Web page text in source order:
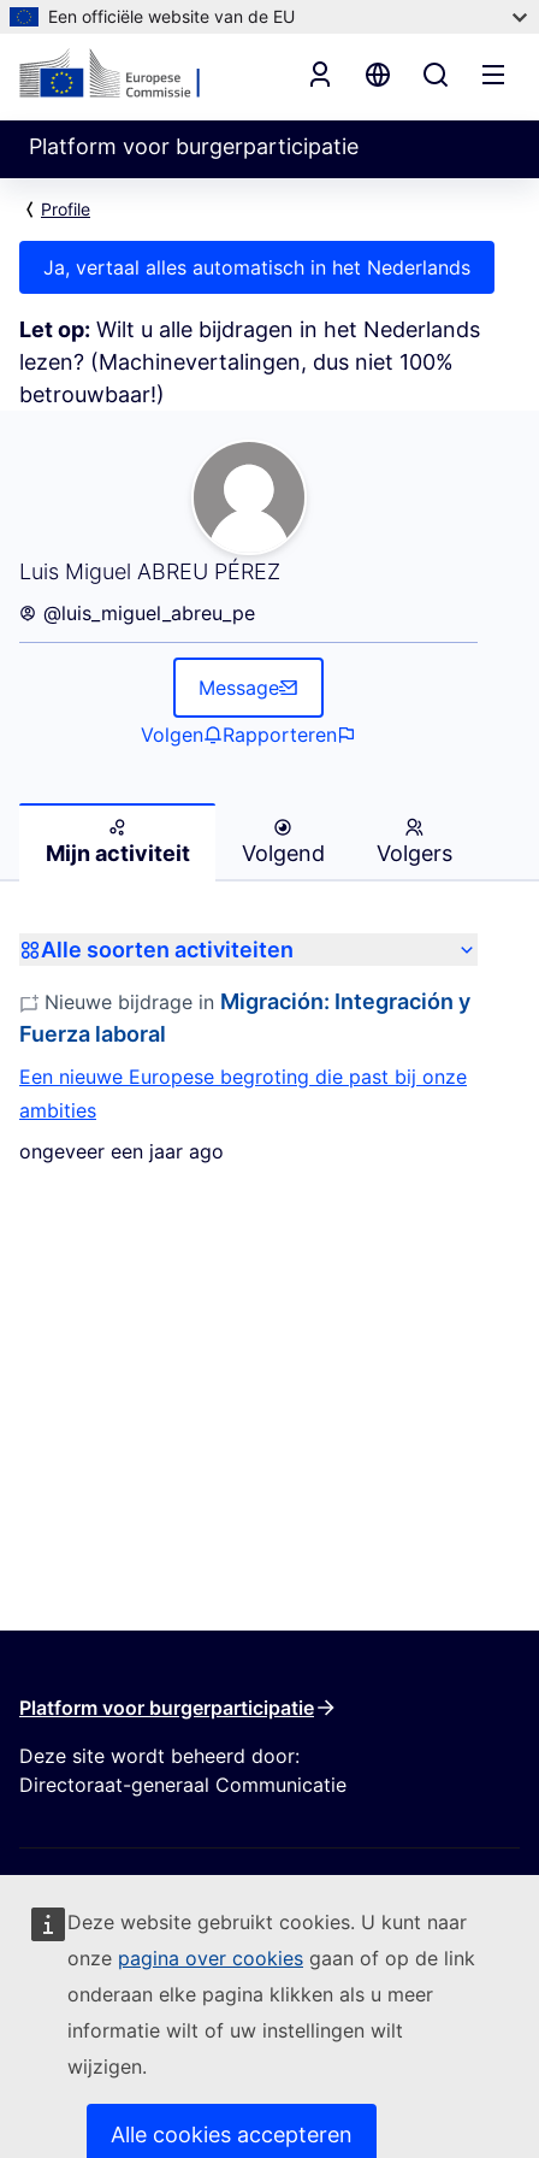
Een officiële website van de EU
Deze website gebruikt cookies. U kunt naar
onze pagina over cookies gaan of op de link
onderaan elke pagina klikken als u meer
informatie wilt of uw instellingen wilt
wijzigen.
Alle cookies accepteren
Platform voor burgerparticipatie
Profile
Ja, vertaal alles automatisch in het Nederlands
Let op: Wilt u alle bijdragen in het Nederlands
lezen? (Machinevertalingen, dus niet 100%
betrouwbaar!)
Luis Miguel ABREU PÉREZ
Mijn activiteit (Luis Miguel ABREU PÉREZ)
@luis_miguel_abreu_pe
Message
Volgen
Rapporteren
Mijn activiteit Volgend Volgers
Alle soorten activiteiten
ongeveer een jaar ago
Nieuwe bijdrage in Migración: Integración y
Fuerza laboral
Een nieuwe Europese begroting die past bij onze
ambities
Platform voor burgerparticipatie
Deze site wordt beheerd door:
Directoraat-generaal Communicatie
Volg de Europese Commissie
Contact(Externe link)
Een IT-kwetsbaarheid melden
Talen op onze websites(Externe link)
(Externe link)